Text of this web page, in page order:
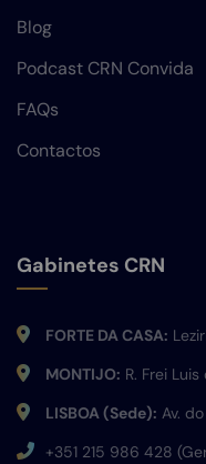
Blog
Podcast CRN Convida
FAQs
Contactos
Gabinetes CRN
FORTE DA CASA:
MONTIJO: R. Frei
LISBOA (Sede): Av.
+351 215 986 428